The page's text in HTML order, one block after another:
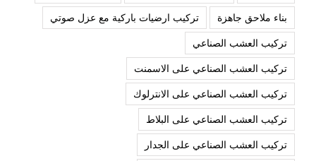
بناء ملاحق جاهزة
تركيب ارضيات باركية مع عزل صوتي
تركيب العشب الصناعي
تركيب العشب الصناعي على الاسمنت
تركيب العشب الصناعي على الانترلوك
تركيب العشب الصناعي على البلاط
تركيب العشب الصناعي على الجدار